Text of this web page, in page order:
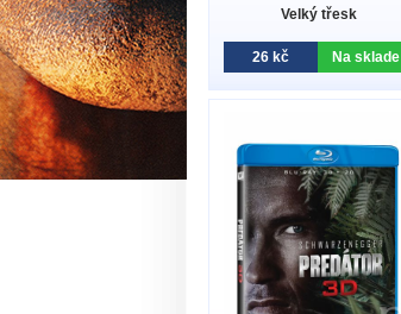
Velký třesk
26 kč Na sklade